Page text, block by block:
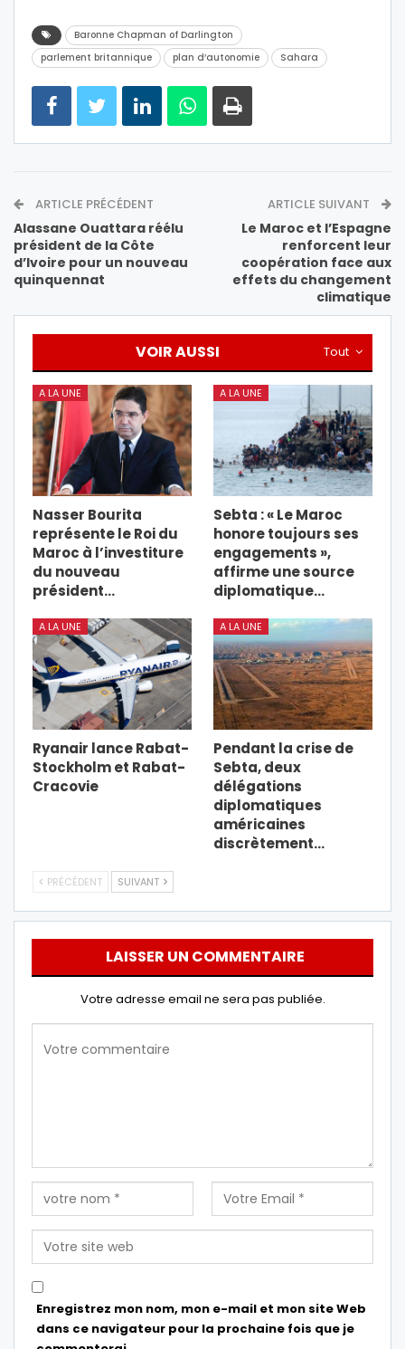
Baronne Chapman of Darlington
parlement britannique
plan d’autonomie Sahara
ARTICLE PRÉCÉDENT
Alassane Ouattara réélu
président de la Côte
d’Ivoire pour un nouveau
quinquennat
ARTICLE SUIVANT
Le Maroc et l’Espagne
renforcent leur
coopération face aux
effets du changement
climatique
Tout
VOIR AUSSI
A LA UNE
Nasser Bourita
représente le Roi du
Maroc à l’investiture
du nouveau
président…
A LA UNE
Sebta : « Le Maroc
honore toujours ses
engagements »,
affirme une source
diplomatique…
A LA UNE
Ryanair lance Rabat-
Stockholm et Rabat-
Cracovie
A LA UNE
Pendant la crise de
Sebta, deux
délégations
diplomatiques
américaines
discrètement…
PRÉCÉDENT SUIVANT
LAISSER UN COMMENTAIRE
Votre adresse email ne sera pas publiée.
Enregistrez mon nom, mon e-mail et mon site Web
dans ce navigateur pour la prochaine fois que je